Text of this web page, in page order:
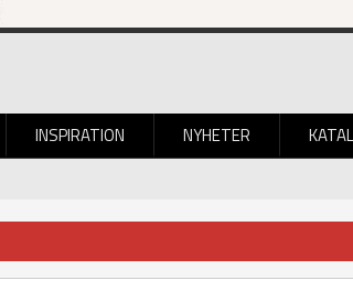
INSPIRATION NYHETER